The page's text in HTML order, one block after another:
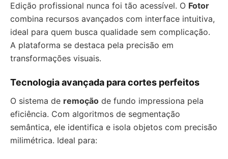
Edição profissional nunca foi tão acessível. O Fotor
combina recursos avançados com interface intuitiva,
ideal para quem busca qualidade sem complicação.
A plataforma se destaca pela precisão em
transformações visuais.
Tecnologia avançada para cortes perfeitos
O sistema de remoção de fundo impressiona pela
eficiência. Com algoritmos de segmentação
semântica, ele identifica e isola objetos com precisão
milimétrica. Ideal para: